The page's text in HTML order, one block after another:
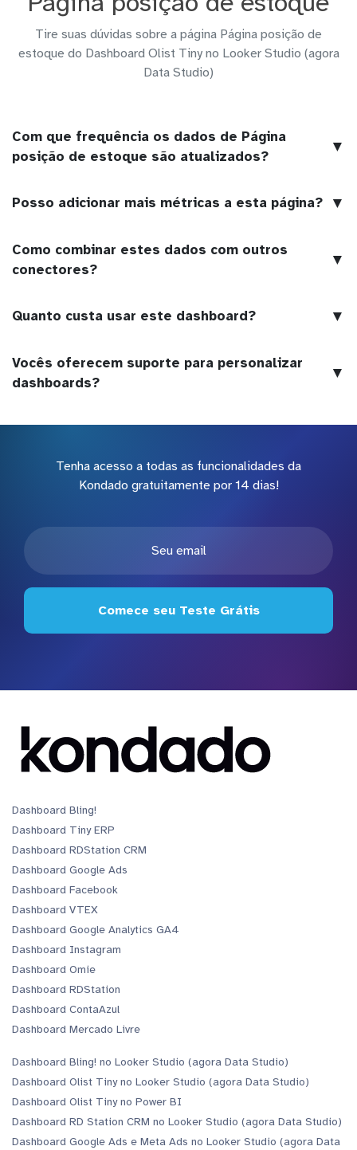
Tire suas dúvidas sobre a página Página posição de
estoque do Dashboard Olist Tiny no Looker Studio (agora
Data Studio)
Com que frequência os dados de Página
posição de estoque são atualizados?
▼
Posso adicionar mais métricas a esta página? ▼
Como combinar estes dados com outros
conectores?
▼
Quanto custa usar este dashboard? ▼
Vocês oferecem suporte para personalizar
dashboards?
▼
Tenha acesso a todas as funcionalidades da
Kondado gratuitamente por 14 dias!
Comece seu Teste Grátis
Dashboard Bling!
Dashboard Tiny ERP
Dashboard RDStation CRM
Dashboard Google Ads
Dashboard Facebook
Dashboard VTEX
Dashboard Google Analytics GA4
Dashboard Instagram
Dashboard Omie
Dashboard RDStation
Dashboard ContaAzul
Dashboard Mercado Livre
Dashboard Bling! no Looker Studio (agora Data Studio)
Dashboard Olist Tiny no Looker Studio (agora Data Studio)
Dashboard Olist Tiny no Power BI
Dashboard RD Station CRM no Looker Studio (agora Data Studio)
Dashboard Google Ads e Meta Ads no Looker Studio (agora Data